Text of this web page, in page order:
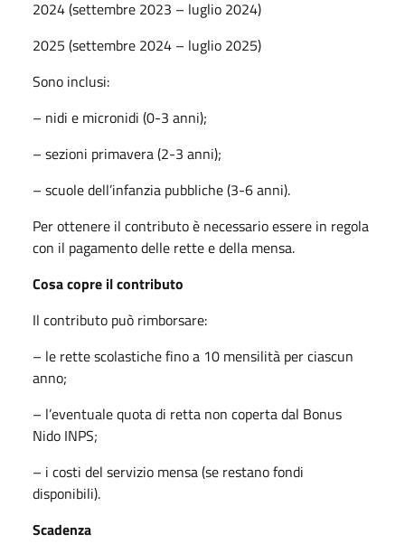
2024 (settembre 2023 – luglio 2024)
2025 (settembre 2024 – luglio 2025)
Sono inclusi:
– nidi e micronidi (0-3 anni);
– sezioni primavera (2-3 anni);
– scuole dell’infanzia pubbliche (3-6 anni).
Per ottenere il contributo è necessario essere in regola
con il pagamento delle rette e della mensa.
Cosa copre il contributo
Il contributo può rimborsare:
– le rette scolastiche fino a 10 mensilità per ciascun
anno;
– l’eventuale quota di retta non coperta dal Bonus
Nido INPS;
– i costi del servizio mensa (se restano fondi
disponibili).
Scadenza